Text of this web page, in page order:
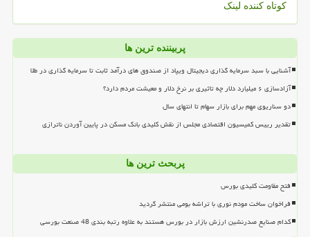
کوتاه کننده لینک
پربیننده ترین ها
آشنایی با سبد سرمایه گذاری دیجیتال ویپاد از صندوق های درآمد ثابت تا سرمایه گذاری در طلا
آزادسازی ۶ میلیارد دلار چه تاثیری بر نرخ دلار و معیشت مردم دارد؟
دو سناریوی مهم برای بازار سهام تا انتهای سال
تقدیر رییس کمیسیون اقتصادی مجلس از نقش کلیدی بانک مسکن در پایین آوردن ناترازی
پربحث ترین ها
فتح مقاومت کلیدی بورس
فراخوان ساخت مودم نوری با تراشه بومی منتشر گردید
کدام صنایع صدرنشین ارزش بازار در بورس هستند به علاوه رتبه بندی 48 صنعت بورسی